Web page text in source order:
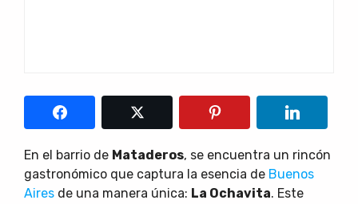
En el barrio de Mataderos, se encuentra un rincón
gastronómico que captura la esencia de Buenos
Aires de una manera única: La Ochavita. Este